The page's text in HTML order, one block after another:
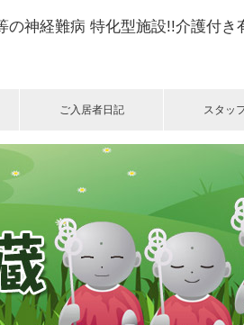
の神経難病 特化型施設!!介護付
ご入居者日記 スタッ